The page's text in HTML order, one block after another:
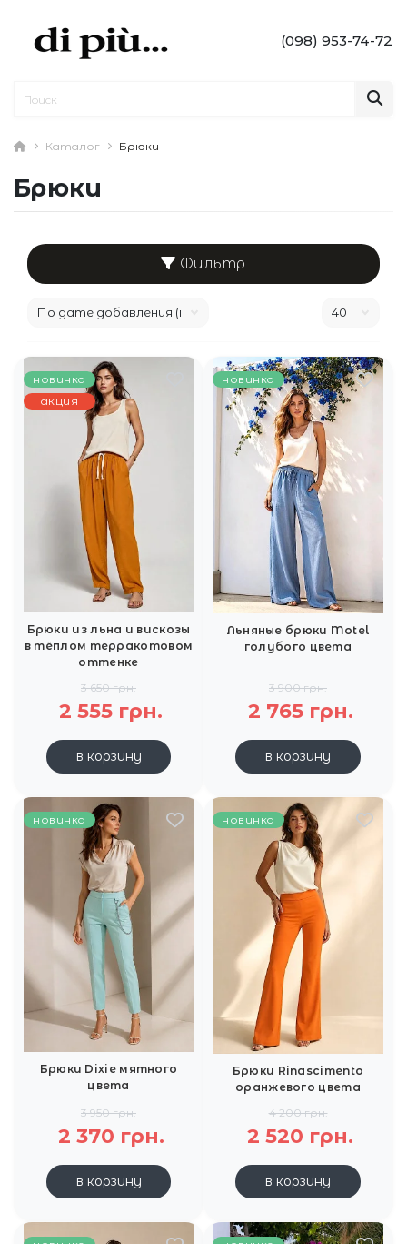
(098) 953-74-72
Каталог Брюки
Брюки
Фильтр
новинка
акция
Брюки из льна и вискозы
в тёплом терракотовом
оттенке
3 650 грн.
2 555 грн.
в корзину
новинка
Льняные брюки Motel
голубого цвета
3 900 грн.
2 765 грн.
в корзину
новинка
Брюки Dixie мятного
цвета
3 950 грн.
2 370 грн.
в корзину
новинка
Брюки Rinascimento
оранжевого цвета
4 200 грн.
2 520 грн.
в корзину